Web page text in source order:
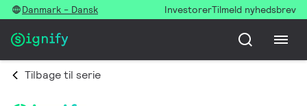
Danmark - Dansk InvestorerTilmeld nyhedsbrev
Tilbage til serie